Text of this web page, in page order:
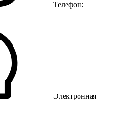
Телефон:
Электронная